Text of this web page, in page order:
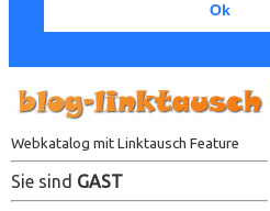
Ok
Webkatalog mit Linktausch Feature
Sie sind GAST